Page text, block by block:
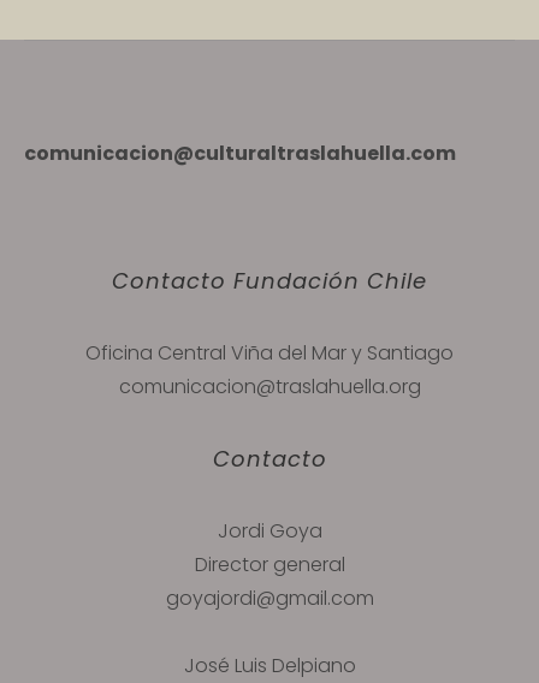
comunicacion@culturaltraslahuella.com
Contacto Fundación Chile
Oficina Central Viña del Mar y Santiago
comunicacion@traslahuella.org
Contacto
Jordi Goya
Director general
goyajordi@gmail.com
José Luis Delpiano